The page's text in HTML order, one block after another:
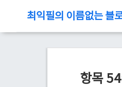
최익필의 이름없는 블
항목